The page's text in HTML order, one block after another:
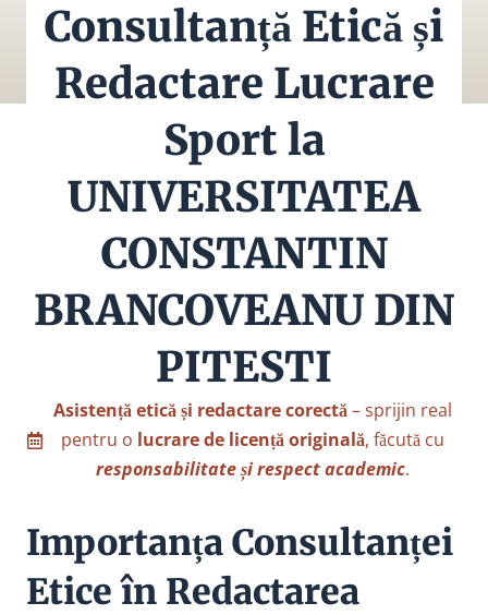
Consultanță Etică și
Redactare Lucrare
Sport la
UNIVERSITATEA
CONSTANTIN
BRANCOVEANU DIN
PITESTI
Asistență etică și redactare corectă– sprijin real
pentru o lucrare de licență originală, făcută cu
responsabilitate și respect academic.
Importanța Consultanței
Etice în Redactarea